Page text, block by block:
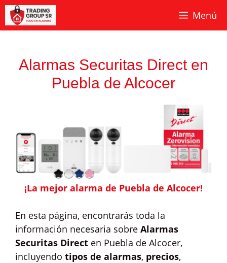
Saltar
contenido
Menú
Alarmas Securitas Direct en
Puebla de Alcocer
¡La mejor alarma de Puebla de Alcocer!
En esta página, encontrarás toda la
información necesaria sobre Alarmas
Securitas Direct en Puebla de Alcocer,
incluyendo tipos de alarmas, precios,